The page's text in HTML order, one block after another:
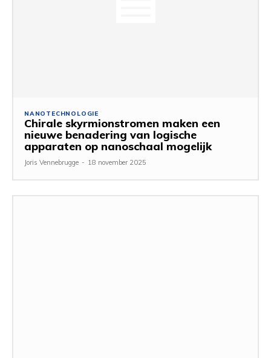
NANOTECHNOLOGIE
Chirale skyrmionstromen maken een
nieuwe benadering van logische
apparaten op nanoschaal mogelijk
Joris Vennebrugge - 18 november 2025